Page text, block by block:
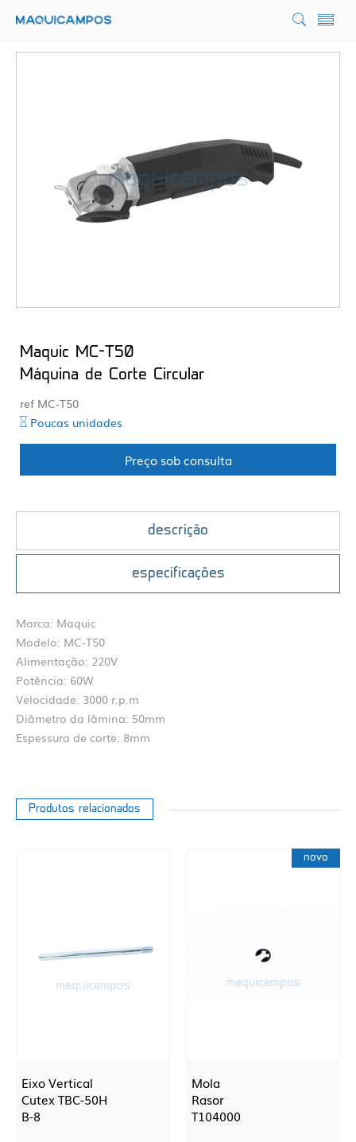
Maquic MC-T50
Máquina de Corte Circular
ref MC-T50
Poucas unidades
Preço sob consulta
descrição
especificações
Marca: Maquic
Modelo: MC-T50
Alimentação: 220V
Potência: 60W
Velocidade: 3000 r.p.m
Diâmetro da lâmina: 50mm
Espessura de corte: 8mm
Produtos relacionados
Eixo Vertical
Cutex TBC-50H
B-8
novo
Mola
Rasor
T104000